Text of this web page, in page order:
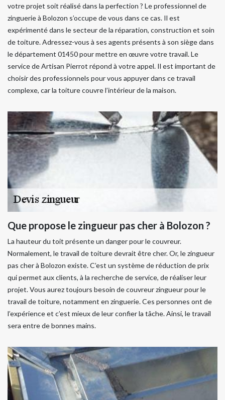
votre projet soit réalisé dans la perfection ? Le professionnel de
zinguerie à Bolozon s’occupe de vous dans ce cas. Il est
expérimenté dans le secteur de la réparation, construction et soin
de toiture. Adressez-vous à ses agents présents à son siège dans
le département 01450 pour mettre en œuvre votre travail. Le
service de Artisan Pierrot répond à votre appel. Il est important de
choisir des professionnels pour vous appuyer dans ce travail
complexe, car la toiture couvre l’intérieur de la maison.
Que propose le zingueur pas cher à Bolozon ?
La hauteur du toit présente un danger pour le couvreur.
Normalement, le travail de toiture devrait être cher. Or, le zingueur
pas cher à Bolozon existe. C’est un système de réduction de prix
qui permet aux clients, à la recherche de service, de réaliser leur
projet. Vous aurez toujours besoin de couvreur zingueur pour le
travail de toiture, notamment en zinguerie. Ces personnes ont de
l’expérience et c’est mieux de leur confier la tâche. Ainsi, le travail
sera entre de bonnes mains.